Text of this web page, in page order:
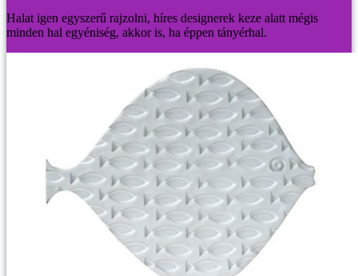
Halat igen egyszerű rajzolni, híres designerek keze alatt mégis
minden hal egyéniség, akkor is, ha éppen tányérhal.